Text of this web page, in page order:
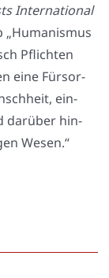
Inter­na­tio­nal
Pflich­ten
eine Für­sor­
ein­
dar­über hin­
Wesen.“